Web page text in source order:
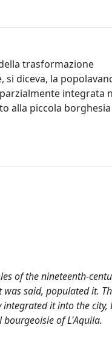
trasformazione
diceva, la
parzialmente integrata
alla piccola borghesia
of the nineteenth-
said, populated it.
it into the city,
of L'Aquila.